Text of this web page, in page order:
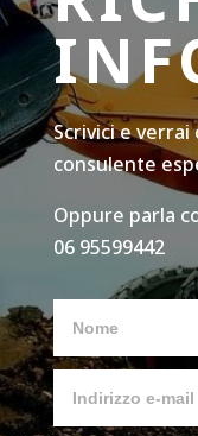
Scrivici e
consulente
Oppure parla
06 95599442